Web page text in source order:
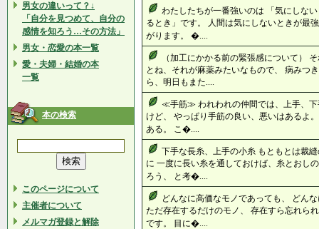
男女の違いって？↓
「自分を見つめて、自分の
感情を知ろう…その方法」
男女・恋愛の本一覧
愛・夫婦・結婚の本
一覧
本の検索
このページについて
主催者について
メルマガ登録と解除
わたしたちが一番強いのは 「気にしな
るとき」です。 人間は気にしないときが最
がります。 �....
（加工にかかる前の緊張感について）
とね、それが麻薬みたいなもので、 病みつ
ら、明日もまた....
≪手筋≫ われわれの仲間では、上手、
けど、 やっぱり手筋の良い、悪いはあるよ
ある。 こ�....
下手な長糸、上手の小糸 もともとは裁
に 一度に長い糸を通しておけば、糸とおし
ろう、 と考�....
どんなに高価なモノであっても、 どん
ただ存在するだけのモノ、 存在すら忘れら
です。 目に�....